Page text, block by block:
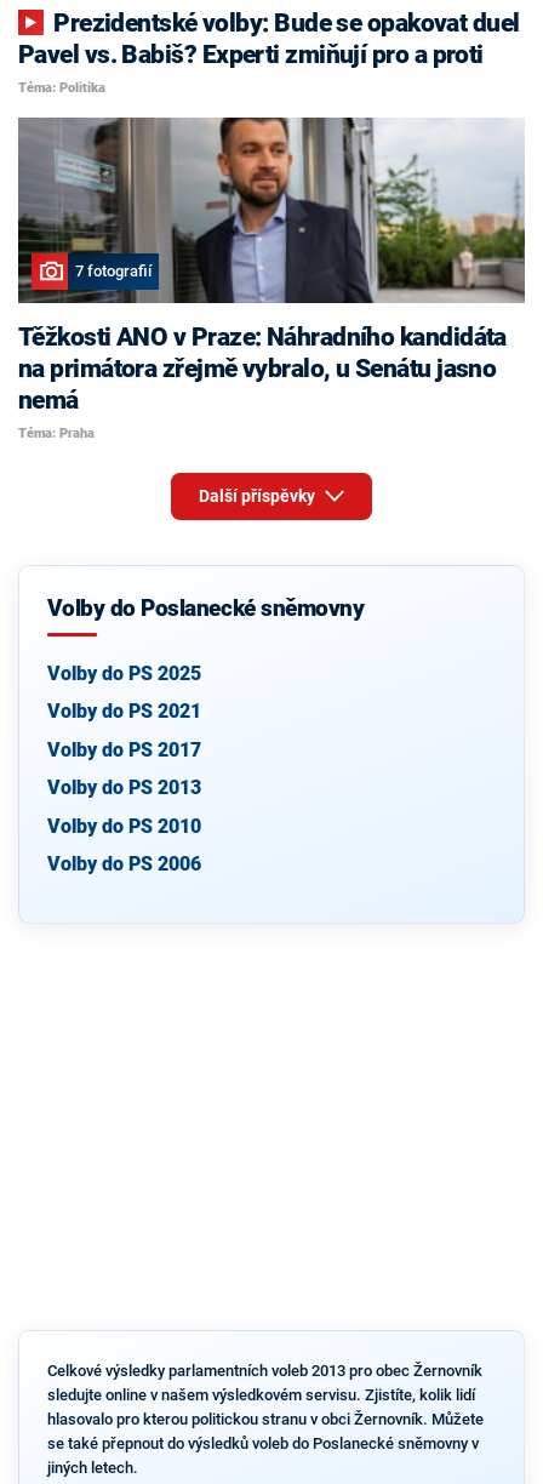
Pavel vs. Babiš? Experti zmiňují pro a proti
Téma: Politika
7 fotografií
Těžkosti ANO v Praze: Náhradního kandidáta
na primátora zřejmě vybralo, u Senátu jasno
nemá
Téma: Praha
Další příspěvky
Volby do Poslanecké sněmovny
Volby do PS 2025
Volby do PS 2021
Volby do PS 2017
Volby do PS 2013
Volby do PS 2010
Volby do PS 2006
Celkové výsledky parlamentních voleb 2013 pro obec Žernovník
sledujte online v našem výsledkovém servisu. Zjistíte, kolik lidí
hlasovalo pro kterou politickou stranu v obci Žernovník. Můžete
se také přepnout do výsledků voleb do Poslanecké sněmovny v
jiných letech.